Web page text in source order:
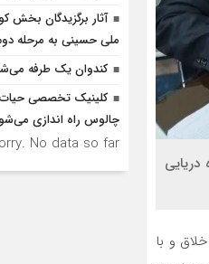
و با
آثار برگزیدگان بخش
ملی حسینی به مرحله
کندوان یک طرفه
کلینیک تخصصی
چالوس راه اندازی
No data so far.